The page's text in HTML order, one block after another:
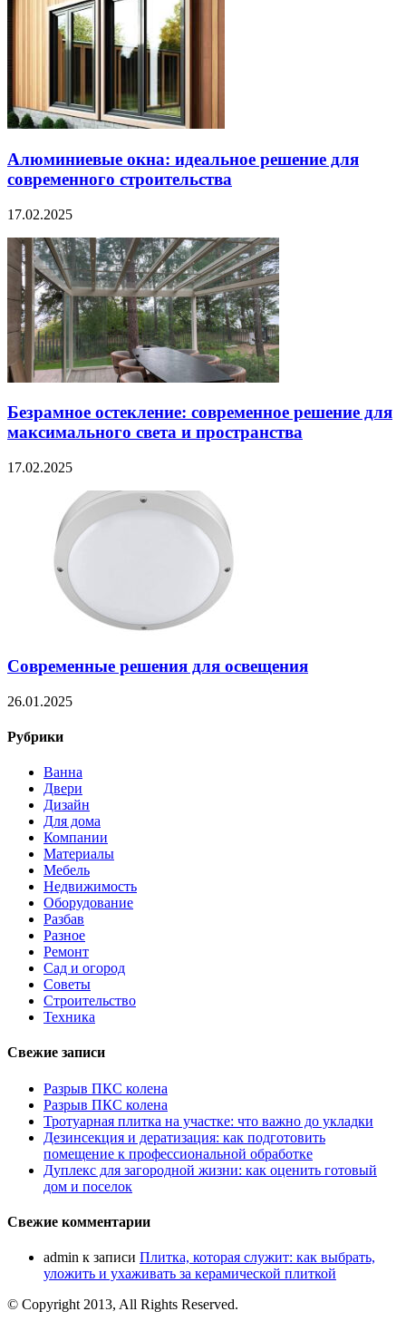
Алюминиевые окна: идеальное решение для
современного строительства
17.02.2025
Безрамное остекление: современное решение для
максимального света и пространства
17.02.2025
Современные решения для освещения
26.01.2025
Рубрики
Ванна
Двери
Дизайн
Для дома
Компании
Материалы
Мебель
Недвижимость
Оборудование
Разбав
Разное
Ремонт
Сад и огород
Советы
Строительство
Техника
Свежие записи
Разрыв ПКС колена
Разрыв ПКС колена
Тротуарная плитка на участке: что важно до укладки
Дезинсекция и дератизация: как подготовить
помещение к профессиональной обработке
Дуплекс для загородной жизни: как оценить готовый
дом и поселок
Свежие комментарии
admin к записи Плитка, которая служит: как выбрать,
уложить и ухаживать за керамической плиткой
© Copyright 2013, All Rights Reserved.